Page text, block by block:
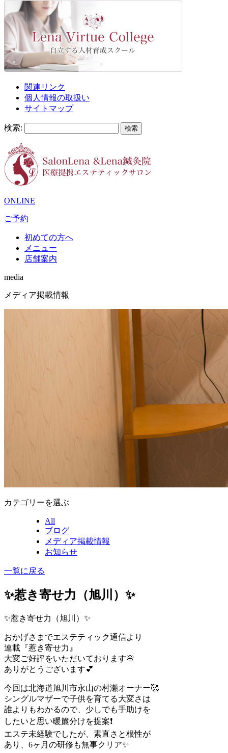
関連リンク
個人情報の取扱い
サイトマップ
検索:
ONLINE
ご予約
初めての方へ
メニュー
店舗案内
media
メディア掲載情報
カテゴリーを選ぶ
All
ブログ
メディア掲載情報
お知らせ
一覧に戻る
✨惹き寄せ力（旭川）✨
✨惹き寄せ力（旭川）✨
おかげさまでエステティック通信より
連載『惹き寄せ力』
大変ご好評をいただいております🌸
ありがとうございます💕
今回は北海道旭川市永山の村瀬オーナー🥰
シングルマザーで子供を育てる大変さは
誰よりもわかるので、少しでも手助けを
したいと思い暖簾分けを提案❗️
エステ未経験でしたが、素直さと根性が
あり、6ヶ月の研修も無事クリア✨